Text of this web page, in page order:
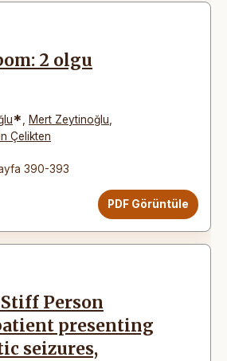
2 olgu
* Mert Zeytinoğlu
Çelikten
390-393
PDF Görüntüle
Person
presenting
seizures,